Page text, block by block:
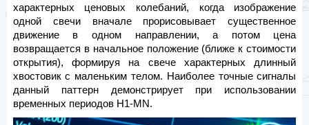
характерных ценовых колебаний, когда изображение
одной свечи вначале прорисовывает существенное
движение в одном направлении, а потом цена
возвращается в начальное положение (ближе к стоимости
открытия), формируя на свече характерных длинный
хвостовик с маленьким телом. Наиболее точные сигналы
данный паттерн демонстрирует при использовании
временных периодов Н1-MN.